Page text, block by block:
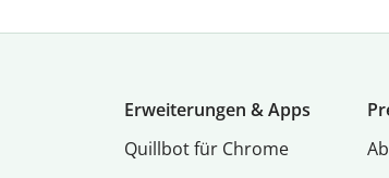
Erweiterungen & Apps
Quillbot für Chrome